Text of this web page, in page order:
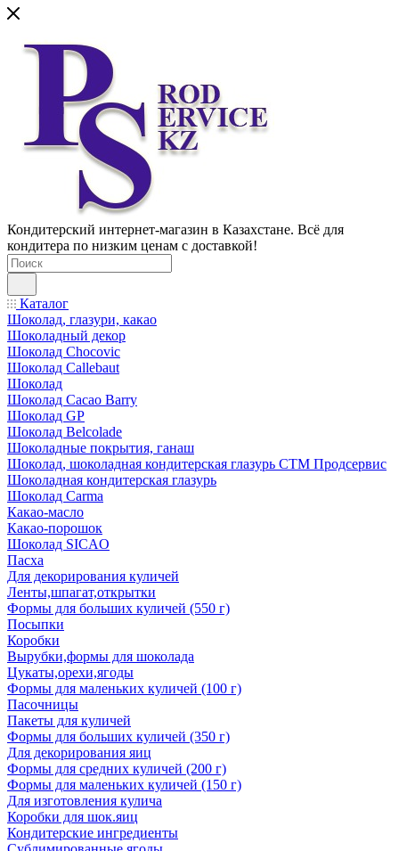
Кондитерский интернет-магазин в Казахстане. Всё для
кондитера по низким ценам с доставкой!
Каталог
Шоколад, глазури, какао
Шоколадный декор
Шоколад Chocovic
Шоколад Callebaut
Шоколад
Шоколад Cacao Barry
Шоколад GP
Шоколад Belcolade
Шоколадные покрытия, ганаш
Шоколад, шоколадная кондитерская глазурь СТМ Продсервис
Шоколадная кондитерская глазурь
Шоколад Carma
Какао-масло
Какао-порошок
Шоколад SICAO
Пасха
Для декорирования куличей
Ленты,шпагат,открытки
Формы для больших куличей (550 г)
Посыпки
Коробки
Вырубки,формы для шоколада
Цукаты,орехи,ягоды
Формы для маленьких куличей (100 г)
Пасочницы
Пакеты для куличей
Формы для больших куличей (350 г)
Для декорирования яиц
Формы для средних куличей (200 г)
Формы для маленьких куличей (150 г)
Для изготовления кулича
Коробки для шок.яиц
Кондитерские ингредиенты